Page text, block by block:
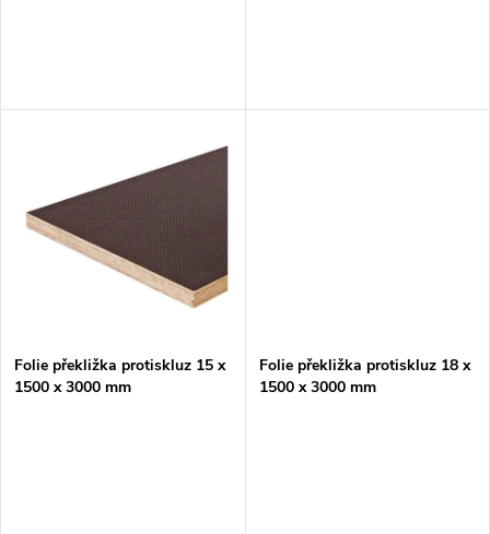
d
k
k
ů
Folie překližka protiskluz 15 x
1500 x 3000 mm
Folie překližka protiskluz 18 x
1500 x 3000 mm